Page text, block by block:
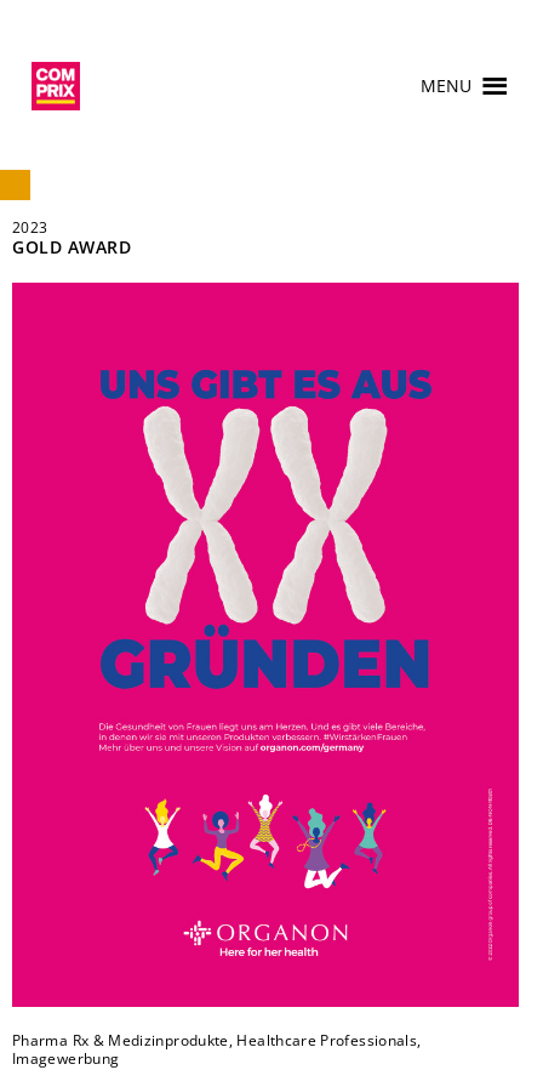
MENU
2023
GOLD AWARD
Pharma Rx & Medizinprodukte, Healthcare Professionals,
Imagewerbung